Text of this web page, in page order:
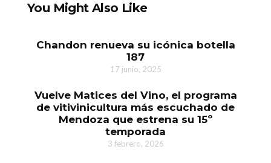
You Might Also Like
Chandon renueva su icónica botella
187
17 junio, 2025
Vuelve Matices del Vino, el programa
de vitivinicultura más escuchado de
Mendoza que estrena su 15º
temporada
3 febrero, 2026